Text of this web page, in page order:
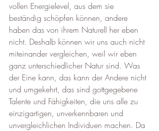
vollen Energielevel, aus dem sie
beständig schöpfen können, andere
haben das von ihrem Naturell her eben
nicht. Deshalb können wir uns auch nicht
miteinander vergleichen, weil wir eben
ganz unterschiedlicher Natur sind. Was
der Eine kann, das kann der Andere nicht
und umgekehrt, das sind gottgegebene
Talente und Fähigkeiten, die uns alle zu
einzigartigen, unverkennbaren und
unvergleichlichen Individuen machen. Da